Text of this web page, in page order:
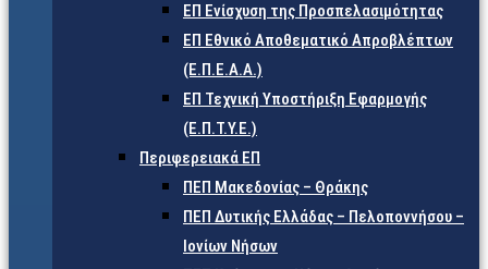
ΕΠ Ενίσχυση της Προσπελασιμότητας
ΕΠ Εθνικό Αποθεματικό Απροβλέπτων
(Ε.Π.Ε.Α.Α.)
ΕΠ Τεχνική Υποστήριξη Εφαρμογής
(Ε.Π.Τ.Υ.Ε.)
Περιφερειακά ΕΠ
ΠΕΠ Μακεδονίας – Θράκης
ΠΕΠ Δυτικής Ελλάδας – Πελοποννήσου –
Ιονίων Νήσων